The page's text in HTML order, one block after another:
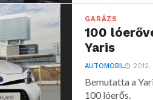
GARÁZS
100
Yaris
AUTOMOBIL 2012.
Bemutatta a
100 lóerős.